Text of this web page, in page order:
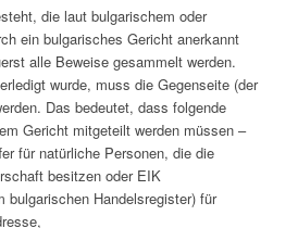
die laut bulgarischem oder
ein bulgarisches Gericht anerkannt
alle Beweise gesammelt werden.
wurde, muss die Gegenseite (der
Das bedeutet, dass folgende
Gericht mitgeteilt werden müssen –
für natürliche Personen, die die
besitzen oder EIK
bulgarischen Handelsregister) für